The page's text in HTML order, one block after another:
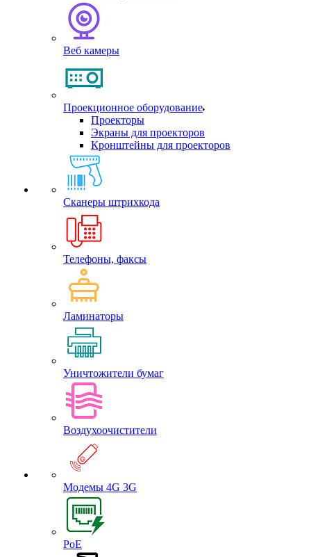
Веб камеры
Проекционное оборудование
Проекторы
Экраны для проекторов
Кронштейны для проекторов
Сканеры штрихкода
Телефоны, факсы
Ламинаторы
Уничтожители бумаг
Воздухоочистители
Модемы 4G 3G
PoE